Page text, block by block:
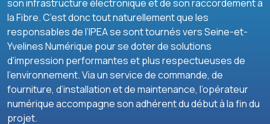
son infrastructure électronique et de son raccordement à
la Fibre. C’est donc tout naturellement que les
responsables de l’IPEA se sont tournés vers Seine-et-
Yvelines Numérique pour se doter de solutions
d’impression performantes et plus respectueuses de
l’environnement. Via un service de commande, de
fourniture, d’installation et de maintenance, l’opérateur
numérique accompagne son adhérent du début à la fin du
projet.